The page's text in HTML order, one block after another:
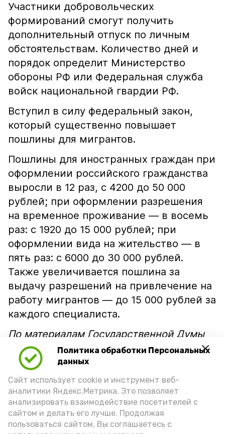
Политика обработки Персональных
данных
Сайт использует cookie и инструмент веб-
аналитики Яндекс.Метрика. Это позволяет
анализировать взаимодействие посетителей с
сайтом и делать его лучше. Продолжая
пользоваться сайтом, Вы соглашаетесь с
Участники добровольческих
формирований смогут получить
дополнительный отпуск по личным
обстоятельствам. Количество дней и
порядок определит Министерство
обороны РФ или Федеральная служба
войск национальной гвардии РФ.
Вступил в силу федеральный закон,
который существенно повышает
пошлины для мигрантов.
Пошлины для иностранных граждан при
оформлении российского гражданства
выросли в 12 раз, с 4200 до 50 000
рублей; при оформлении разрешения
на временное проживание — в восемь
раз: с 1920 до 15 000 рублей; при
оформлении вида на жительство — в
пять раз: с 6000 до 30 000 рублей.
Также увеличивается пошлина за
выдачу разрешений на привлечение на
работу мигрантов — до 15 000 рублей за
каждого специалиста.
По материалам Государственной Думы
РФ
Подпишись!